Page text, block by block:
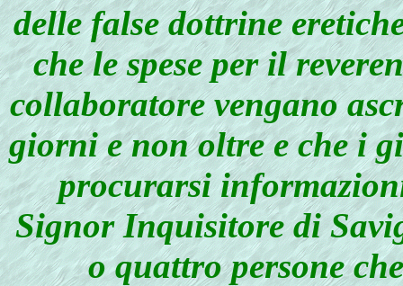
delle false dottrine
che le spese per il
collaboratore vengano
giorni e non oltre e che i
procurarsi
Signor Inquisitore di
o quattro persone